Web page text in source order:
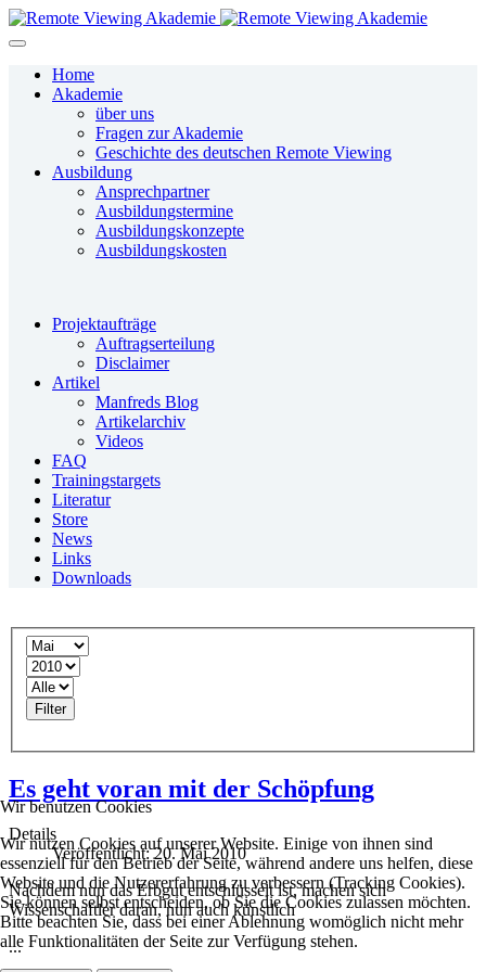
Home
Akademie
über uns
Fragen zur Akademie
Geschichte des deutschen Remote Viewing
Ausbildung
Ansprechpartner
Ausbildungstermine
Ausbildungskonzepte
Ausbildungskosten
Projektaufträge
Auftragserteilung
Disclaimer
Artikel
Manfreds Blog
Artikelarchiv
Videos
FAQ
Trainingstargets
Literatur
Store
News
Links
Downloads
Filter
Es geht voran mit der Schöpfung
Details
Veröffentlicht: 20. Mai 2010
Nachdem nun das Erbgut entschlüsselt ist, machen sich
Wissenschaftler daran, nun auch künstlich
...
Wir benutzen Cookies
Wir nutzen Cookies auf unserer Website. Einige von ihnen sind
essenziell für den Betrieb der Seite, während andere uns helfen, diese
Website und die Nutzererfahrung zu verbessern (Tracking Cookies).
Sie können selbst entscheiden, ob Sie die Cookies zulassen möchten.
Bitte beachten Sie, dass bei einer Ablehnung womöglich nicht mehr
alle Funktionalitäten der Seite zur Verfügung stehen.